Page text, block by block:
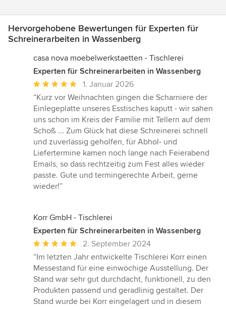
Hervorgehobene Bewertungen für Experten für
Schreinerarbeiten in Wassenberg
casa nova moebelwerkstaetten - Tischlerei
Experten für Schreinerarbeiten in Wassenberg
Durchschnittliche
Bewertung:
5
von
5
Sternen
1. Januar 2026
“Kurz vor Weihnachten gingen die Scharniere der
Einlegeplatte unseres Esstisches kaputt - wir sahen
uns schon im Kreis der Familie mit Tellern auf dem
Schoß ... Zum Glück hat diese Schreinerei schnell
und zuverlässig geholfen, für Abhol- und
Liefertermine kamen noch lange nach Feierabend
Emails, so dass rechtzeitig zum Fest alles wieder
passte. Gute und termingerechte Arbeit, gerne
wieder!”
Korr GmbH - Tischlerei
Experten für Schreinerarbeiten in Wassenberg
Durchschnittliche
Bewertung:
5
von
5
Sternen
2. September 2024
“Im letzten Jahr entwickelte Tischlerei Korr einen
Messestand für eine einwöchige Ausstellung. Der
Stand war sehr gut durchdacht, funktionell, zu den
Produkten passend und geradlinig gestaltet. Der
Stand wurde bei Korr eingelagert und in diesem